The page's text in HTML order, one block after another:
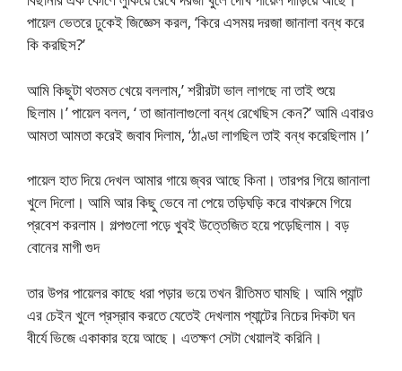
পায়েল ভেতরে ঢুকেই জিজ্ঞেস করল, ‘কিরে এসময় দরজা জানালা বন্ধ করে
কি করছিস?’
আমি কিছুটা থতমত খেয়ে বললাম,’ শরীরটা ভাল লাগছে না তাই শুয়ে
ছিলাম।’ পায়েল বলল, ‘ তা জানালাগুলো বন্ধ রেখেছিস কেন?’ আমি এবারও
আমতা আমতা করেই জবাব দিলাম, ‘ঠাণ্ডা লাগছিল তাই বন্ধ করেছিলাম।’
পায়েল হাত দিয়ে দেখল আমার গায়ে জ্বর আছে কিনা। তারপর গিয়ে জানালা
খুলে দিলো। আমি আর কিছু ভেবে না পেয়ে তড়িঘড়ি করে বাথরুমে গিয়ে
প্রবেশ করলাম। গল্পগুলো পড়ে খুবই উত্তেজিত হয়ে পড়েছিলাম। বড়
বোনের মাগী গুদ
তার উপর পায়েলর কাছে ধরা পড়ার ভয়ে তখন রীতিমত ঘামছি। আমি প্যান্ট
এর চেইন খুলে প্রস্রাব করতে যেতেই দেখলাম প্যান্টের নিচের দিকটা ঘন
বীর্যে ভিজে একাকার হয়ে আছে। এতক্ষণ সেটা খেয়ালই করিনি।